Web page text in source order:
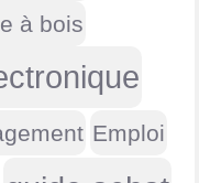
à bois
Emploi